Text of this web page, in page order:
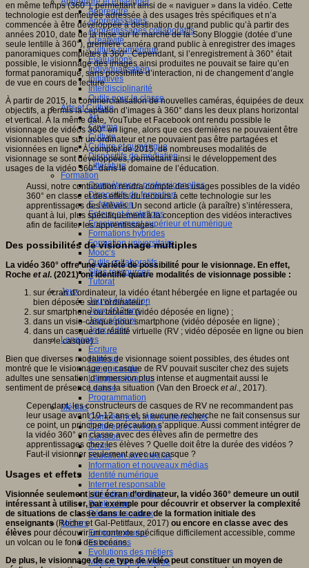
Apprendre
Apprentissages
Apprentissages collaboratifs
Créativité
Culture numérique
Evaluations
Individualisation
Initiatives
Interdisciplinarité
Outils pour la classe
Arts et Culture
Art
Cinéma
Culture
Culture et numérique
Dispositifs de médiation
Littérature
Formation
Compétences professionnelles
Dispositifs de formation
E- formation
Enjeux et évolutions
Enseignement supérieur et numérique
Formations hybrides
Formation universitaire
Mooc’s
Outils collaboratifs
Sites ressources
Tutorat
Jeux
Jeu et éducation
Jeux 4/12 ans
Jeux sérieux
Jeux vidéo
Langages
Ecriture
Humour
Langue orale
Langues vivantes
Lecture
Programmation
Médias
Compétences informationnelles
Culture des médias
Curation
Droits
Education aux médias
Information et nouveaux médias
Identité numérique
Internet responsable
Littératie numérique
Publication
Réseaux sociaux
Métiers
Entrepreneuriat
Entreprises
Evolutions des métiers
Métiers du numérique
en même temps (360°), permettant ainsi de « naviguer » dans la vidéo. Cette
technologie est demeurée adressée à des usages très spécifiques et n’a
commencée à être développée à destination du grand public qu’à partir des
années 2010, date de la mise sur le marché de la Sony Bloggie (dotée d’une
seule lentille à 360°), première caméra grand public à enregistrer des images
panoramiques complètes à 360°. Cependant, si l’enregistrement à 360° était
possible, le visionnage des images ainsi produites ne pouvait se faire qu’en
format panoramique, sans possibilité d’interaction, ni de changement d’angle
de vue en cours de lecture.
À partir de 2015, la commercialisation de nouvelles caméras, équipées de deux
objectifs, a permis la captation d’images à 360° dans les deux plans horizontal
et vertical. À la même date, YouTube et Facebook ont rendu possible le
visionnage de vidéos 360° en ligne, alors que ces dernières ne pouvaient être
visionnables que sur un ordinateur et ne pouvaient pas être partagées et
visionnées en ligne. À compter de 2015, de nombreuses modalités de
visionnage se sont développées, permettant ainsi le développement des
usages de la vidéo 360° dans le domaine de l’éducation.
Aussi, notre contribution rendra compte des usages possibles de la vidéo
360° en classe et des effets du recours à cette technologie sur les
apprentissages des élèves. Un second article (à paraître) s’intéressera,
quant à lui, plus spécifiquement à la conception des vidéos interactives
afin de faciliter les apprentissages.
Des possibilités de visionnage multiples
La vidéo 360° offre une variété de possibilité pour le visionnage. En effet,
Roche et al. (2021) ont identifié quatre modalités de visionnage possible :
sur écran d’ordinateur, la vidéo étant hébergée en ligne et partagée ou
bien déposée sur l’ordinateur ;
sur smartphone ou tablette (vidéo déposée en ligne) ;
dans un visio-casque pour smartphone (vidéo déposée en ligne) ;
dans un casque de réalité virtuelle (RV ; vidéo déposée en ligne ou bien
dans le casque).
Bien que diverses modalités de visionnage soient possibles, des études ont
montré que le visionnage en casque de RV pouvait susciter chez des sujets
adultes une sensation d’immersion plus intense et augmentait aussi le
sentiment de présence dans la situation (Van den Broeck et al., 2017).
Cependant, les constructeurs de casques de RV ne recommandent pas
leur usage avant 10-12 ans et, si aucune recherche ne fait consensus sur
ce point, un principe de précaution s’applique. Aussi comment intégrer de
la vidéo 360° en classe avec des élèves afin de permettre des
apprentissages chez les élèves ? Quelle doit être la durée des vidéos ?
Faut-il visionner seulement avec un casque ?
Usages et effets
Visionnée seulement sur écran d’ordinateur, la vidéo 360° demeure un outil
intéressant à utiliser, par exemple pour découvrir et observer la complexité
de situations de classe dans le cadre de la formation initiale des
enseignants(Roche et Gal-Petitfaux, 2017) ou encore en classe avec des
élèves pour découvrir un contexte spécifique difficilement accessible, comme
un volcan ou le fond des océans.
De plus, le visionnage de ce type de vidéo peut constituer un moyen de